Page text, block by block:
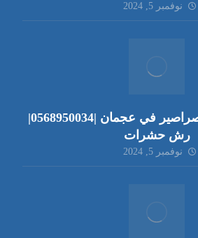
نوفمبر 5, 2024
شركة مكافحة الصراصير في عجمان |0568950034|
رش حشرات
نوفمبر 5, 2024